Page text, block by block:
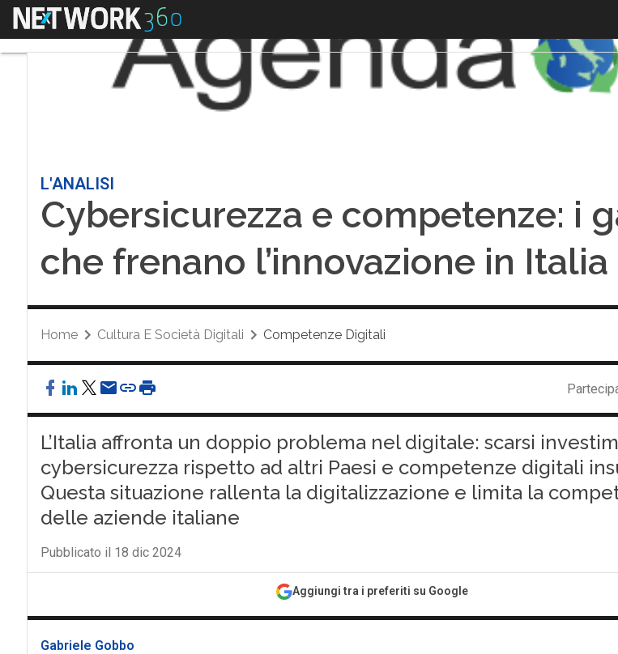
Menu
L'ANALISI
Cybersicurezza e competenze: i
che frenano l’innovazione in Italia
Home Cultura E Società Digitali Competenze Digitali
L’Italia affronta un doppio problema nel digitale: scarsi
cybersicurezza rispetto ad altri Paesi e competenze digitali
Questa situazione rallenta la digitalizzazione e limita la
delle aziende italiane
Pubblicato il 18 dic 2024
Aggiungi tra i preferiti su Google
Gabriele Gobbo